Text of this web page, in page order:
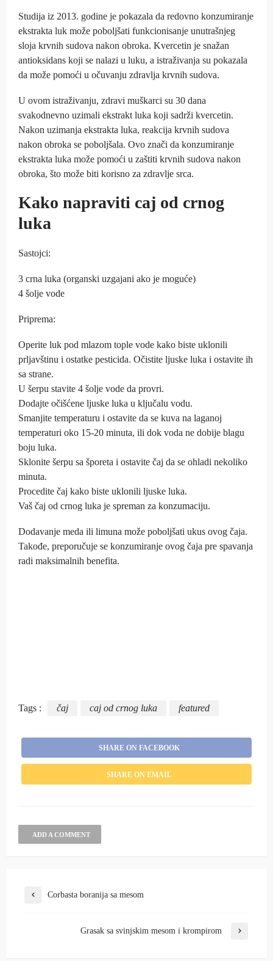
Studija iz 2013. godine je pokazala da redovno konzumiranje
ekstrakta luk može poboljšati funkcionisanje unutrašnjeg
sloja krvnih sudova nakon obroka. Kvercetin je snažan
antioksidans koji se nalazi u luku, a istraživanja su pokazala
da može pomoći u očuvanju zdravlja krvnih sudova.
U ovom istraživanju, zdravi muškarci su 30 dana
svakodnevno uzimali ekstrakt luka koji sadrži kvercetin.
Nakon uzimanja ekstrakta luka, reakcija krvnih sudova
nakon obroka se poboljšala. Ovo znači da konzumiranje
ekstrakta luka može pomoći u zaštiti krvnih sudova nakon
obroka, što može biti korisno za zdravlje srca.
Kako napraviti caj od crnog
luka
Sastojci:
3 crna luka (organski uzgajani ako je moguće)
4 šolje vode
Priprema:
Operite luk pod mlazom tople vode kako biste uklonili
prljavštinu i ostatke pesticida. Očistite ljuske luka i ostavite ih
sa strane.
U šerpu stavite 4 šolje vode da provri.
Dodajte očišćene ljuske luka u ključalu vodu.
Smanjite temperaturu i ostavite da se kuva na laganoj
temperaturi oko 15-20 minuta, ili dok voda ne dobije blagu
boju luka.
Sklonite šerpu sa šporeta i ostavite čaj da se ohladi nekoliko
minuta.
Procedite čaj kako biste uklonili ljuske luka.
Vaš čaj od crnog luka je spreman za konzumaciju.
Dodavanje meda ili limuna može poboljšati ukus ovog čaja.
Takođe, preporučuje se konzumiranje ovog čaja pre spavanja
radi maksimalnih benefita.
Tags : čaj caj od crnog luka featured
SHARE ON FACEBOOK
SHARE ON EMAIL
ADD A COMMENT
Corbasta boranija sa mesom
Grasak sa svinjskim mesom i krompirom